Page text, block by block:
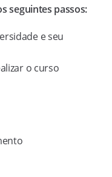
seguintes passos:
e seu
o curso